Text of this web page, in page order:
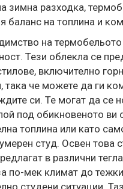
зимна разходка,
баланс на топлина и
на термобельото
Тези облекла се
включително
така че можете да ги
си. Те могат да се
под обикновеното ви
топлина или като
студ. Освен това
в различни
по-мек климат до
студени ситуации.